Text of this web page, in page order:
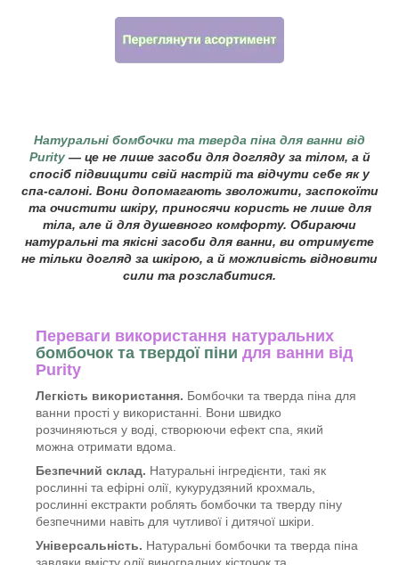
Переваги використання натуральних
бомбочок та твердої піни для ванни від
Purity
Легкість використання. Бомбочки та тверда піна для
ванни прості у використанні. Вони швидко
розчиняються у воді, створюючи ефект спа, який
можна отримати вдома.
Безпечний склад. Натуральні інгредієнти, такі як
рослинні та ефірні олії, кукурудзяний крохмаль,
рослинні екстракти роблять бомбочки та тверду піну
безпечними навіть для чутливої і дитячої шкіри.
Універсальність. Натуральні бомбочки та тверда піна
Натуральні бомбочки та тверда піна для ванни від
Purity— це не лише засоби для догляду за тілом, а й
спосіб підвищити свій настрій та відчути себе як у
спа-салоні. Вони допомагають зволожити, заспокоїти
та очистити шкіру, приносячи користь не лише для
тіла, але й для душевного комфорту. Обираючи
натуральні та якісні засоби для ванни, ви отримуєте
не тільки догляд за шкірою, а й можливість відновити
сили та розслабитися.